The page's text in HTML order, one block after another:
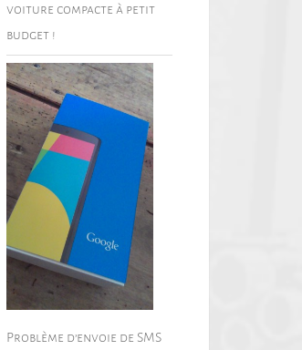
voiture compacte à petit
budget !
Problème d’envoie de SMS